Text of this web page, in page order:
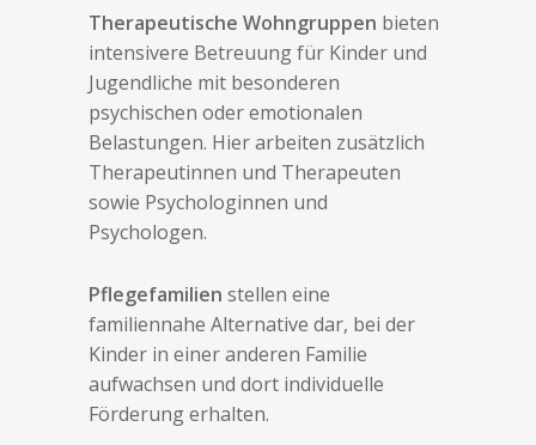
Therapeutische Wohngruppen bieten
intensivere Betreuung für Kinder und
Jugendliche mit besonderen
psychischen oder emotionalen
Belastungen. Hier arbeiten zusätzlich
Therapeutinnen und Therapeuten
sowie Psychologinnen und
Psychologen.
Pflegefamilien stellen eine
familiennahe Alternative dar, bei der
Kinder in einer anderen Familie
aufwachsen und dort individuelle
Förderung erhalten.